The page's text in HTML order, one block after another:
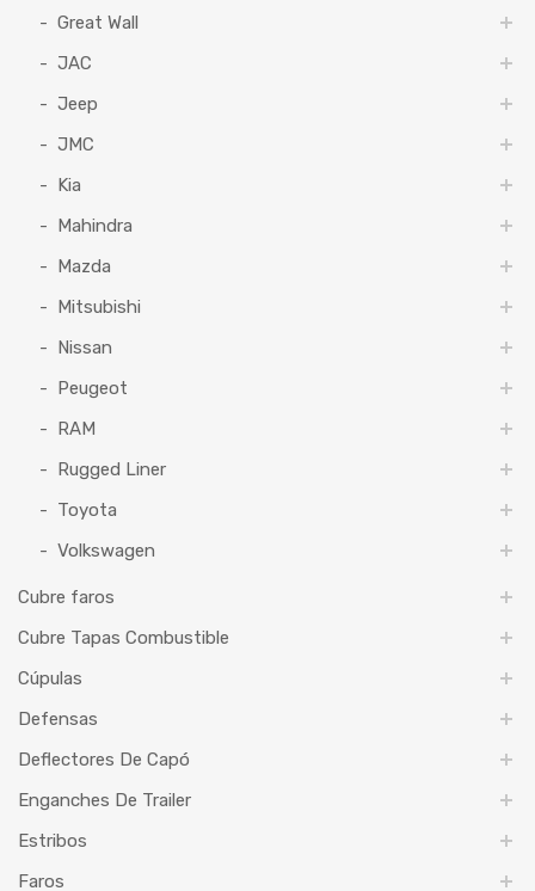
Great Wall
JAC
Jeep
JMC
Kia
Mahindra
Mazda
Mitsubishi
Nissan
Peugeot
RAM
Rugged Liner
Toyota
Volkswagen
Cubre faros
Cubre Tapas Combustible
Cúpulas
Defensas
Deflectores De Capó
Enganches De Trailer
Estribos
Faros